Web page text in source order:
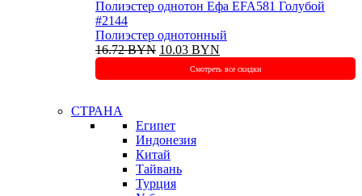
Полиэстeр однотон Ефа EFA581 Голубой
#2144
Полиэстер однотонный
16.72BYN Первоначальная
составляла
10.03 BYN
10.03 BYN.
Смотреть все скидки
СТРАНА
Египет
Индонезия
Китай
Тайвань
Турция